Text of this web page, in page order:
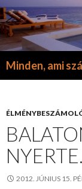
Minden, ami
2012. JÚNIUS 15.